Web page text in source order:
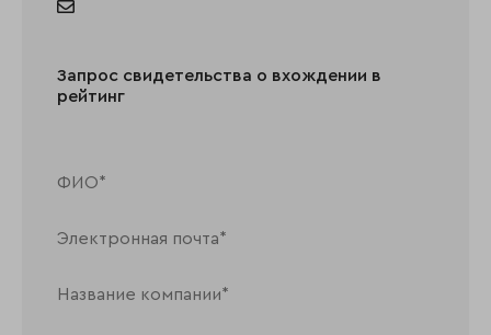
Запрос свидетельства о вхождении в
рейтинг